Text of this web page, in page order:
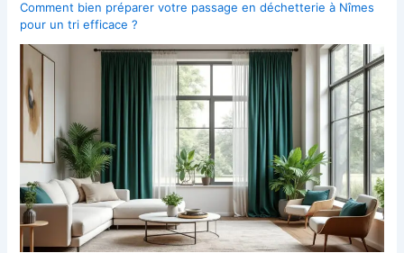
Comment bien préparer votre passage en déchetterie à Nîmes
pour un tri efficace ?